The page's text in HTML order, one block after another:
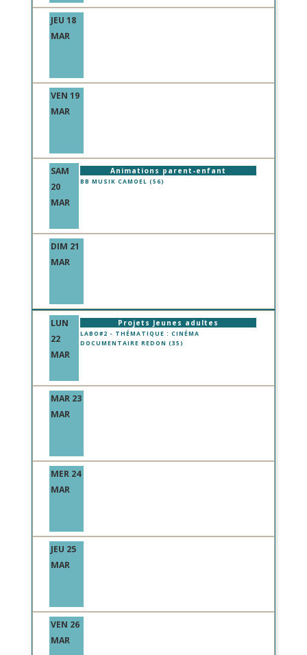
JEU 18
MAR
VEN 19
MAR
SAM
20
MAR
Animations parent-enfant
BB MUSIK CAMOEL (56)
DIM 21
MAR
LUN
22
MAR
Projets Jeunes adultes
LABO#2 - THÉMATIQUE : CINÉMA
DOCUMENTAIRE REDON (35)
MAR 23
MAR
MER 24
MAR
JEU 25
MAR
VEN 26
MAR